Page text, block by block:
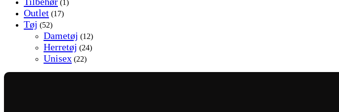
(1)
Outlet (17)
Tøj (52)
Dametøj (12)
Herretøj (24)
Unisex (22)